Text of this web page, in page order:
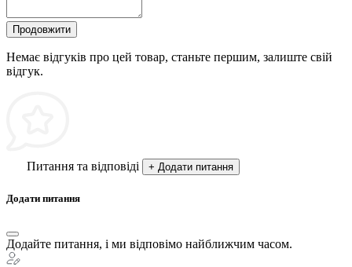
Продовжити
Немає відгуків про цей товар, станьте першим, залиште свій
відгук.
Питання та відповіді + Додати питання
Додати питання
Додайте питання, і ми відповімо найближчим часом.